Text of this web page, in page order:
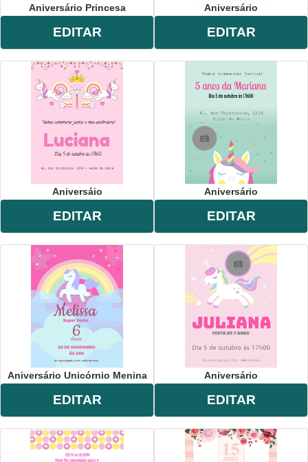
Aniversário Princesa
EDITAR
Aniversário
EDITAR
Aniversáio
EDITAR
Aniversário
EDITAR
Aniversário Unicórnio Menina
EDITAR
Aniversário
EDITAR